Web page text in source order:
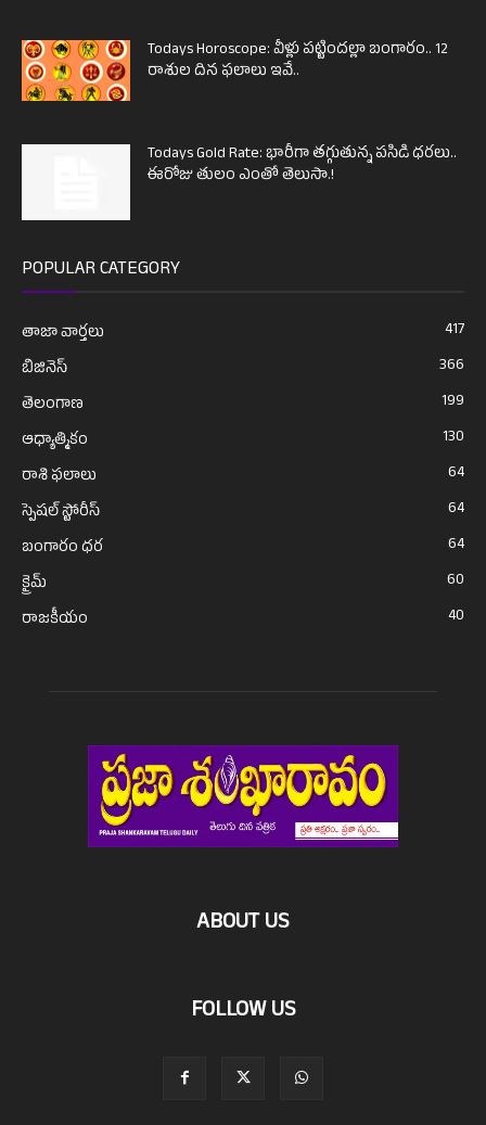
Todays Horoscope: వీళ్లు పట్టిందల్లా బంగారం.. 12
రాశుల దిన ఫలాలు ఇవే..
Todays Gold Rate: భారీగా తగ్గుతున్న పసిడి ధరలు..
ఈరోజు తులం ఎంతో తెలుసా.!
POPULAR CATEGORY
తాజా వార్తలు
417
బిజినెస్
366
తెలంగాణ
199
ఆధ్యాత్మికం
130
రాశి ఫలాలు
64
స్పెషల్ స్టోరీస్
64
బంగారం ధర
64
క్రైమ్
60
రాజకీయం
40
ABOUT US
FOLLOW US